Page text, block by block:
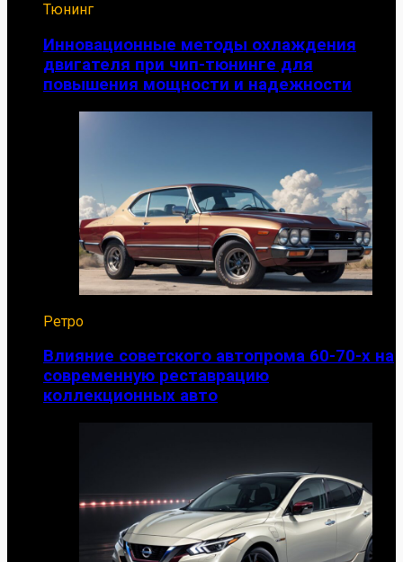
Тюнинг
Инновационные методы охлаждения
двигателя при чип-тюнинге для
повышения мощности и надежности
Ретро
Влияние советского автопрома 60-70-х на
современную реставрацию
коллекционных авто